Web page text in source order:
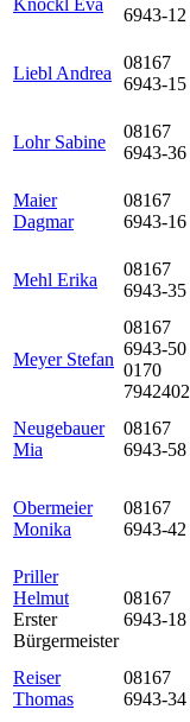
Knöckl Eva
6943-12
Liebl Andrea
08167
6943-15
Lohr Sabine
08167
6943-36
Maier
Dagmar
08167
6943-16
Mehl Erika
08167
6943-35
Meyer Stefan
08167
6943-50
0170
7942402
Neugebauer
Mia
08167
6943-58
Obermeier
Monika
08167
6943-42
Priller
Helmut
Erster
Bürgermeister
08167
6943-18
Reiser
Thomas
08167
6943-34